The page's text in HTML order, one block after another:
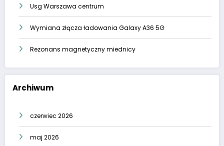
Usg Warszawa centrum
Wymiana złącza ładowania Galaxy A36 5G
Rezonans magnetyczny miednicy
Archiwum
czerwiec 2026
maj 2026